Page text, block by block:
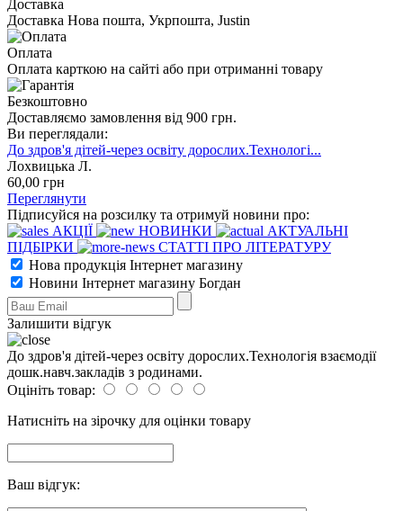
Доставка
Доставка Нова пошта, Укрпошта, Justin
Оплата
Оплата карткою на сайті або при отриманні товару
Безкоштовно
Доставляємо замовлення від 900 грн.
Ви переглядали:
До здров'я дітей-через освіту дорослих.Технологі...
Лохвицька Л.
60,00 грн
Переглянути
Підписуйся на розсилку та отримуй новини про:
АКЦІЇ
НОВИНКИ
АКТУАЛЬНІ
ПІДБІРКИ
СТАТТІ ПРО ЛІТЕРАТУРУ
Нова продукція Інтернет магазину
Новини Інтернет магазину Богдан
Залишити відгук
До здров'я дітей-через освіту дорослих.Технологія взаємодії
дошк.навч.закладів з родинами.
Оцініть товар:
Натисніть на зірочку для оцінки товару
Ваш відгук: